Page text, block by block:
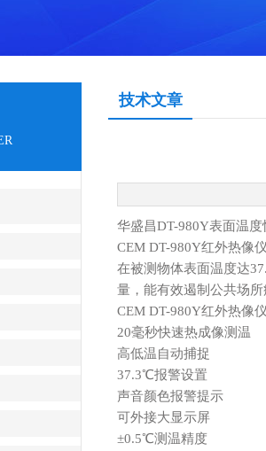
技术文章
华盛昌DT-980Y表面温
CEM DT-980Y红外热像
在被测物体表面温度达
量，能有效遏制公共场
CEM DT-980Y红外热像
20毫秒快速热成像测温
高低温自动捕捉
37.3℃报警设置
声音颜色报警提示
可外接大显示屏
±0.5℃测温精度